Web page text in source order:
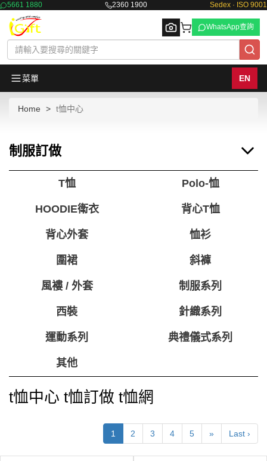
5661 1880 2360 1900 Sedex · ISO 9001
WhatsApp查詢
菜單 EN
Home t恤中心
制服訂做
T恤 Polo-恤
HOODIE衛衣 背心T恤
背心外套 恤衫
圍裙 斜褲
風褸 / 外套 制服系列
西裝 針織系列
運動系列 典禮儀式系列
其他
t恤中心 t恤訂做 t恤網
1 2 3 4 5 » Last ›